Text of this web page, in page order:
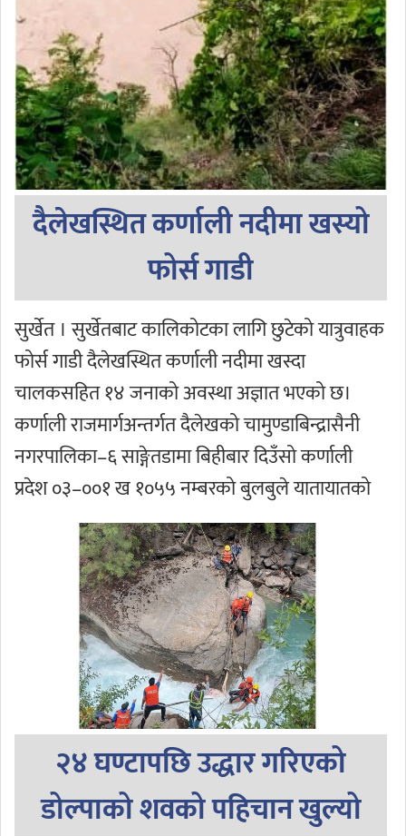
दैलेखस्थित कर्णाली नदीमा खस्यो
फोर्स गाडी
सुर्खेत । सुर्खेतबाट कालिकोटका लागि छुटेको यात्रुवाहक
फोर्स गाडी दैलेखस्थित कर्णाली नदीमा खस्दा
चालकसहित १४ जनाको अवस्था अज्ञात भएको छ।
कर्णाली राजमार्गअन्तर्गत दैलेखको चामुण्डाबिन्द्रासैनी
नगरपालिका–६ साङ्गेतडामा बिहीबार दिउँसो कर्णाली
प्रदेश ०३–००१ ख १०५५ नम्बरको बुलबुले यातायातको
२४ घण्टापछि उद्धार गरिएको
डोल्पाको शवको पहिचान खुल्यो